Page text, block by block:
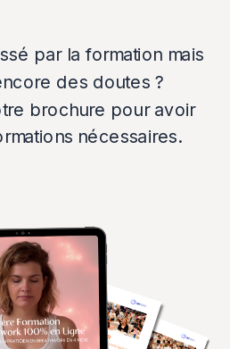
par la formation mais
des doutes ?
brochure pour avoir
nécessaires.